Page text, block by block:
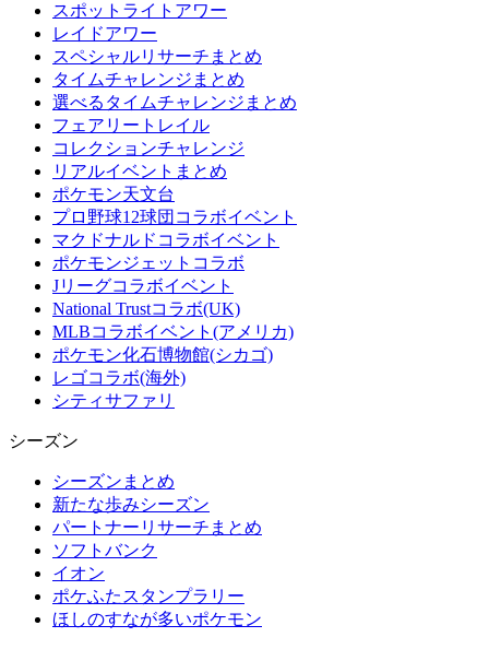
スポットライトアワー
レイドアワー
スペシャルリサーチまとめ
タイムチャレンジまとめ
選べるタイムチャレンジまとめ
フェアリートレイル
コレクションチャレンジ
リアルイベントまとめ
ポケモン天文台
プロ野球12球団コラボイベント
マクドナルドコラボイベント
ポケモンジェットコラボ
Jリーグコラボイベント
National Trustコラボ(UK)
MLBコラボイベント(アメリカ)
ポケモン化石博物館(シカゴ)
レゴコラボ(海外)
シティサファリ
シーズン
シーズンまとめ
新たな歩みシーズン
パートナーリサーチまとめ
ソフトバンク
イオン
ポケふたスタンプラリー
ほしのすなが多いポケモン